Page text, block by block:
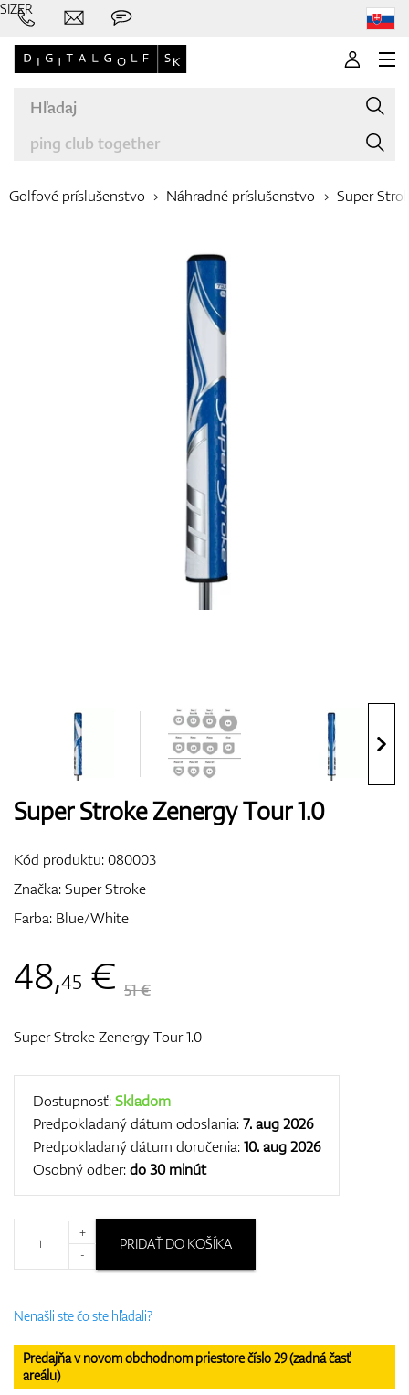
Palice
Oblečenie
Topánky
Rukavice
Bagy
Darčekové poukážky
Golfové príslušenstvo Náhradné príslušenstvo Super
Super Stroke Zenergy Tour 1.0
Kód produktu:080003
Značka:Super Stroke
Farba: Blue/White
48,45 € 51 €
Super Stroke Zenergy Tour 1.0
Dostupnosť:Skladom
Predpokladaný dátum odoslania:7. aug 2026
Predpokladaný dátum doručenia:10. aug 2026
Osobný odber:do 30 minút
+
-
PRIDAŤ DO KOŠÍKA
Nenašli ste čo ste hľadali?
Predajňa v novom obchodnom priestore číslo 29 (zadná časť
areálu)
SIZER